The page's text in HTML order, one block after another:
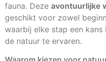
fauna. Deze avontuurlijke
geschikt voor zowel
waarbij elke stap een
de natuur te ervaren.